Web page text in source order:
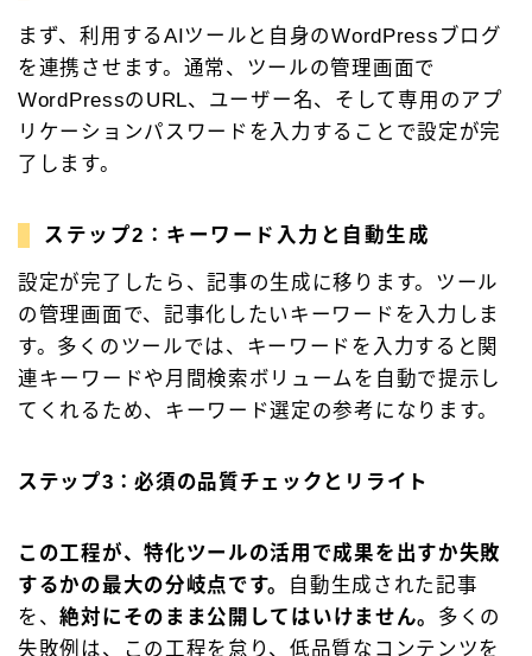
まず、利用するAIツールと自身のWordPressブログ
を連携させます。通常、ツールの管理画面で
WordPressのURL、ユーザー名、そして専用のアプ
リケーションパスワードを入力することで設定が完
了します。
ステップ2：キーワード入力と自動生成
設定が完了したら、記事の生成に移ります。ツール
の管理画面で、記事化したいキーワードを入力しま
す。多くのツールでは、キーワードを入力すると関
連キーワードや月間検索ボリュームを自動で提示し
てくれるため、キーワード選定の参考になります。
ステップ3：必須の品質チェックとリライト
この工程が、特化ツールの活用で成果を出すか失敗
するかの最大の分岐点です。
自動生成された記事
を、絶対にそのまま公開してはいけません。 多くの
失敗例は、この工程を怠り、低品質なコンテンツを